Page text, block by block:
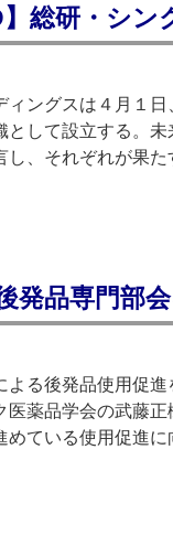
】総研・シ
ングスは４月１日
として設立する。
し、それぞれが果た
発品専門部
る後発品使用促進
医薬品学会の武藤
めている使用促進に